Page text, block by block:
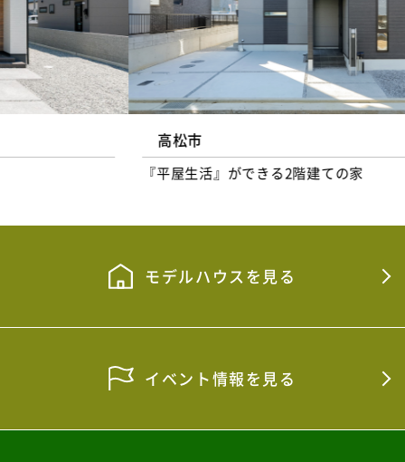
『平屋生活』ができる2階建ての家
モデルハウスを見る
イベント情報を見る